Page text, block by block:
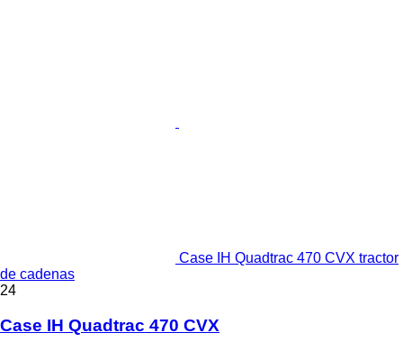
Case IH Quadtrac 470 CVX tractor
de cadenas
24
Case IH Quadtrac 470 CVX